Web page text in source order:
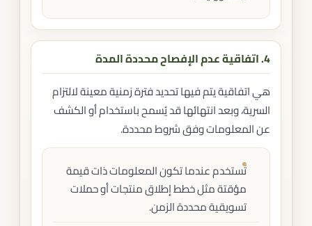
4. اتفاقية عدم الإفصاح محددة المدة
هي اتفاقية يتم فيها تحديد فترة زمنية معينة لالتزام
السرية، وبعد انتهائها قد يُسمح باستخدام أو الكشف
عن المعلومات وفق شروط محددة.
تُستخدم عندما تكون المعلومات ذات قيمة
مؤقتة مثل خطط إطلاق منتجات أو حملات
تسويقية محددة الزمن.